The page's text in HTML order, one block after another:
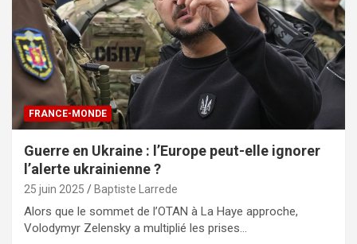
FRANCE-MONDE
Guerre en Ukraine : l’Europe peut-elle ignorer
l’alerte ukrainienne ?
25 juin 2025 Baptiste Larrede
Alors que le sommet de l’OTAN à La Haye approche,
Volodymyr Zelensky a multiplié les prises…